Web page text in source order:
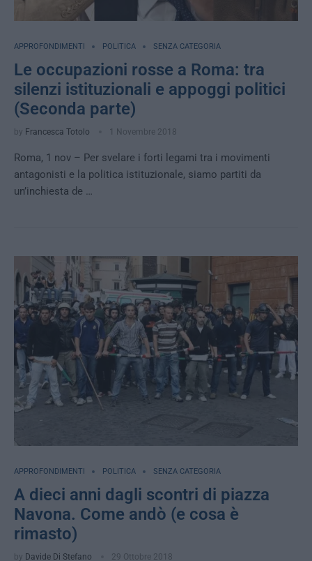
APPROFONDIMENTI POLITICA SENZA CATEGORIA
Le occupazioni rosse a Roma: tra
silenzi istituzionali e appoggi politici
(Seconda parte)
by Francesca Totolo 1 Novembre 2018
Roma, 1 nov – Per svelare i forti legami tra i movimenti
antagonisti e la politica istituzionale, siamo partiti da
un’inchiesta de …
APPROFONDIMENTI POLITICA SENZA CATEGORIA
A dieci anni dagli scontri di piazza
Navona. Come andò (e cosa è
rimasto)
by Davide Di Stefano 29 Ottobre 2018